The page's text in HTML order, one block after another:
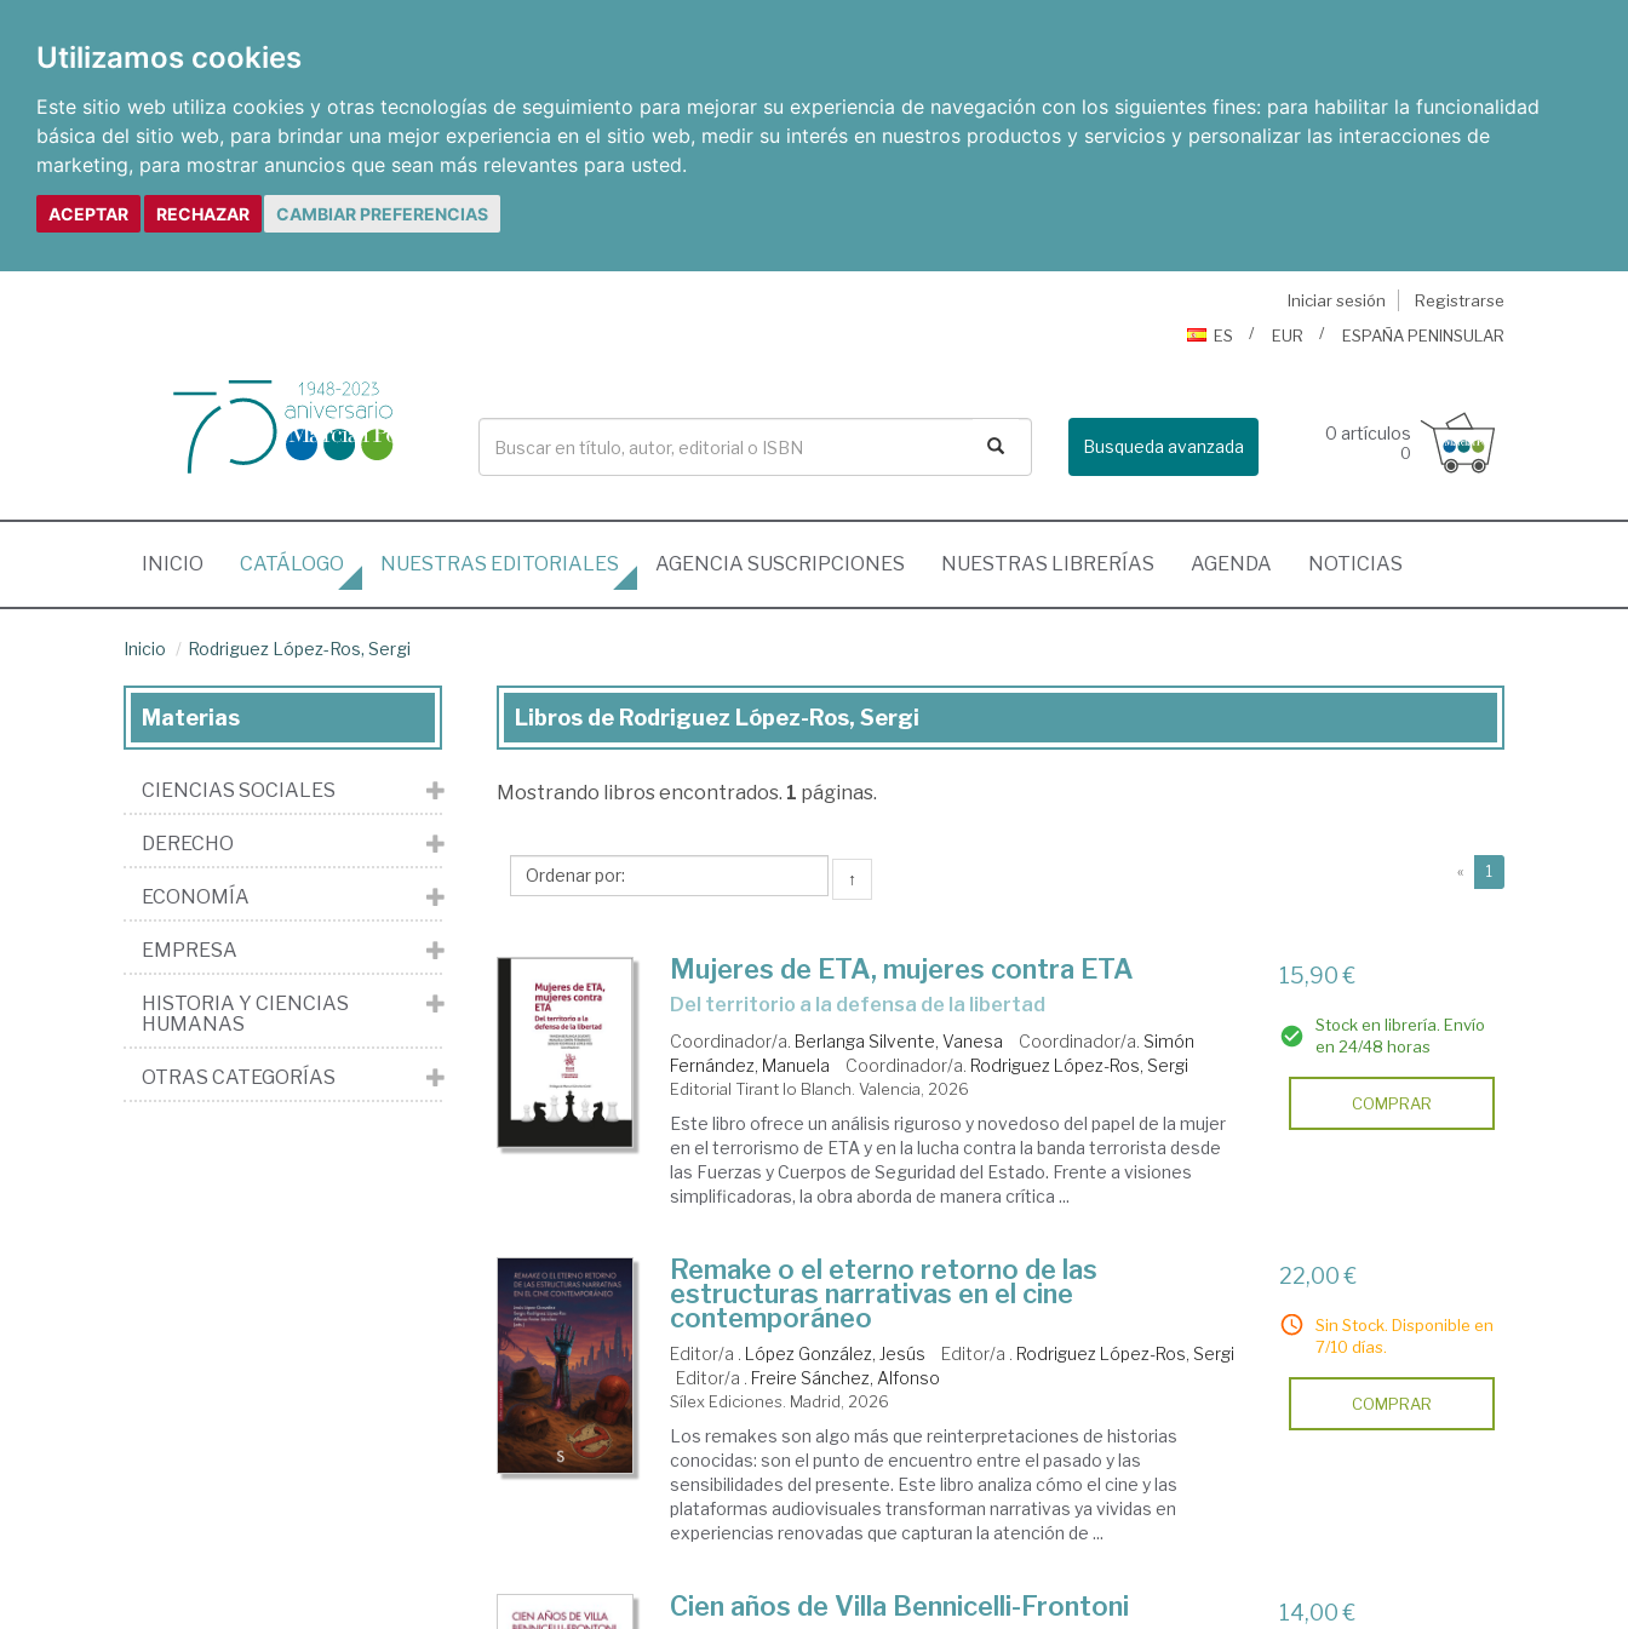
Utilizamos cookies
Este sitio web utiliza cookies y otras tecnologías de seguimiento para mejorar su experiencia de navegación con los siguientes fines: para habilitar la funcionalidad
básica del sitio web, para brindar una mejor experiencia en el sitio web, medir su interés en nuestros productos y servicios y personalizar las interacciones de
marketing, para mostrar anuncios que sean más relevantes para usted.
ACEPTAR RECHAZAR CAMBIAR PREFERENCIAS
Iniciar sesión
Registrarse
ES
EUR ESPAÑA PENINSULAR
Busqueda avanzada
0 artículos
0
INICIO (CURRENT)
CATÁLOGO NUESTRAS EDITORIALES AGENCIA SUSCRIPCIONES NUESTRAS LIBRERÍAS AGENDA NOTICIAS
Inicio Rodriguez López-Ros, Sergi
Libros
Rodriguez
Ros,
Libros de Rodriguez López-Ros, Sergi
Mostrando libros encontrados. 1 páginas.
↑ « 1
Mujeres de ETA, mujeres contra ETA
Del territorio a la defensa de la libertad
Coordinador/a. Berlanga Silvente, Vanesa Coordinador/a. Simón
Fernández, Manuela
Coordinador/a. Rodriguez López-Ros, Sergi
Editorial Tirant lo Blanch. Valencia, 2026
Este libro ofrece un análisis riguroso y novedoso del papel de la mujer
en el terrorismo de ETA y en la lucha contra la banda terrorista desde
las Fuerzas y Cuerpos de Seguridad del Estado. Frente a visiones
simplificadoras, la obra aborda de manera crítica ...
15,90 €
Stock en librería. Envío
en 24/48 horas
COMPRAR
Remake o el eterno retorno de las
estructuras narrativas en el cine
contemporáneo
Editor/a . López González, Jesús Editor/a . Rodriguez López-Ros, Sergi
Editor/a . Freire Sánchez, Alfonso
Sílex Ediciones. Madrid, 2026
Los remakes son algo más que reinterpretaciones de historias
conocidas: son el punto de encuentro entre el pasado y las
sensibilidades del presente. Este libro analiza cómo el cine y las
plataformas audiovisuales transforman narrativas ya vividas en
experiencias renovadas que capturan la atención de ...
22,00 €
Sin Stock. Disponible en
7/10 días.
COMPRAR
Cien años de Villa Bennicelli-Frontoni 14,00 €
Materias
CIENCIAS SOCIALES
DERECHO
ECONOMÍA
EMPRESA
HISTORIA Y CIENCIAS
HUMANAS
OTRAS CATEGORÍAS